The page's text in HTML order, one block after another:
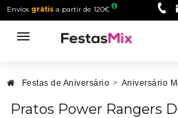
Envios grátis a partir de 120€
Festas de Aniversário > Aniversário
Pratos Power Rangers